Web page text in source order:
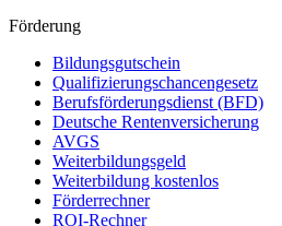
Förderung
Bildungsgutschein
Qualifizierungschancengesetz
Berufsförderungsdienst (BFD)
Deutsche Rentenversicherung
AVGS
Weiterbildungsgeld
Weiterbildung kostenlos
Förderrechner
ROI-Rechner